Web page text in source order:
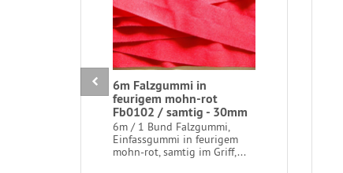
6m Falzgummi in
feurigem mohn-rot
Fb0102 / samtig - 30mm
6m / 1 Bund Falzgummi,
Einfassgummi in feurigem
mohn-rot, samtig im Griff,...